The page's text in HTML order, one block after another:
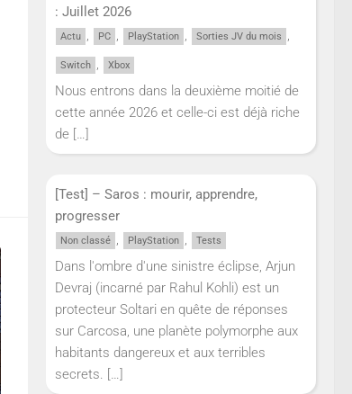
: Juillet 2026
Actu , PC , PlayStation , Sorties JV du mois ,
Switch , Xbox
Nous entrons dans la deuxième moitié de
cette année 2026 et celle-ci est déjà riche
de […]
[Test] – Saros : mourir, apprendre,
progresser
Non classé , PlayStation , Tests
Dans l'ombre d'une sinistre éclipse, Arjun
Devraj (incarné par Rahul Kohli) est un
protecteur Soltari en quête de réponses
sur Carcosa, une planète polymorphe aux
habitants dangereux et aux terribles
secrets. […]